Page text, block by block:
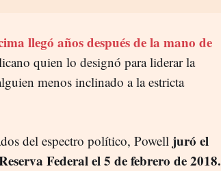
llegó años después de la mano de
quien lo designó para liderar la
menos inclinado a la estricta
del espectro político, Powell juró el
Federal el 5 de febrero de 2018.